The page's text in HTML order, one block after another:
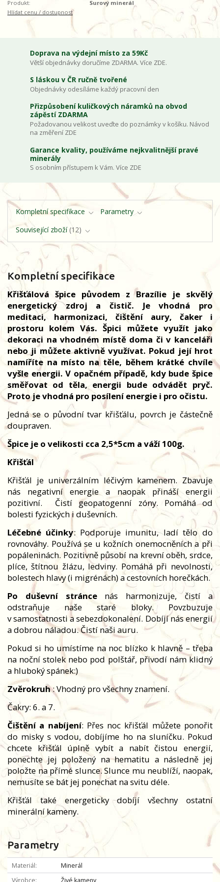
Produkt:
Surový minerál
Hlídat cenu / dostupnost
Doprava na výdejní místo za 59Kč
Větší objednávky doručíme ZDARMA. Více ZDE.
S láskou v ČR ručně tvořené
Objednávky odesíláme každý pracovní den
Přizpůsobení kuličkových náramků na obvod
zápěstí ZDARMA
Požadovanou velikost uveďte do poznámky v košíku. Návod
na změření ZDE
Garance kvality, používáme nejkvalitnější pravé
minerály
S osobním přístupem k Vám. Více ZDE
Kompletní specifikace
Parametry
Související zboží 12
Kompletní specifikace
Křišťálová špice původem z Brazílie je skvělý
energetický zdroj a čistič. Je vhodná pro
meditaci, harmonizaci, čištění aury, čaker i
prostoru kolem Vás. Špici můžete využít jako
dekoraci na vhodném místě doma či v kanceláři
nebo ji můžete aktivně využívat. Pokud její hrot
namíříte na místo na těle, během krátké chvíle
vyšle energii. V opačném případě, kdy bude špice
směřovat od těla, energii bude odvádět pryč.
Proto je vhodná pro posílení energie i pro očistu.
Jedná se o původní tvar křišťálu, povrch je částečně
doupraven.
Špice je o velikosti cca 2,5*5cm a váží 100g.
Křišťál
Křišťál je univerzálním léčivým kamenem. Zbavuje
nás negativní energie a naopak přináší energii
pozitivní. Čistí geopatogenní zóny. Pomáhá od
bolesti fyzických i duševních.
Léčebné účinky: Podporuje imunitu, ladí tělo do
rovnováhy. Používá se u kožních onemocněních a při
popáleninách. Pozitivně působí na krevní oběh, srdce,
plíce, štítnou žlázu, ledviny. Pomáhá při nevolnosti,
bolestech hlavy (i migrénách) a cestovních horečkách.
Po duševní stráncenás harmonizuje, čistí a
odstraňuje naše staré bloky. Povzbuzuje
v samostatnosti a sebezdokonalení. Dobíjí nás energií
a dobrou náladou. Čistí naši auru.
Pokud si ho umístíme na noc blízko k hlavně – třeba
na noční stolek nebo pod polštář, přivodí nám klidný
a hluboký spánek:)
Zvěrokruh: Vhodný pro všechny znamení.
Čakry: 6. a 7.
Čištění a nabíjení: Přes noc křišťál můžete ponořit
do misky s vodou, dobíjíme ho na sluníčku. Pokud
chcete křišťál úplně vybít a nabít čistou energií,
ponechte jej položený na hematitu a následně jej
položte na přímé slunce. Slunce mu neublíží, naopak,
nemusíte se bát jej ponechat na svitu déle.
Křišťál také energeticky dobíjí všechny ostatní
minerální kameny.
Parametry
Materiál
Minerál